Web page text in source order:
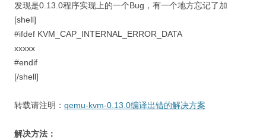
发现是0.13.0程序实现上的一个Bug，有一个地方忘记了加
[shell]
#ifdef KVM_CAP_INTERNAL_ERROR_DATA
xxxxx
#endif
[/shell]
转载请注明： qemu-kvm-0.13.0编译出错的解决方案
解决方法：